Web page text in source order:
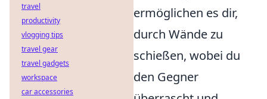
ermöglichen es dir,
durch Wände zu
schießen, wobei du
den Gegner
travel
productivity
vlogging tips
travel gear
travel gadgets
workspace
car accessories